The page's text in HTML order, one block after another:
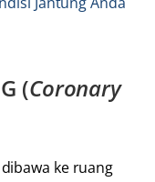
(Coronary
ke ruang